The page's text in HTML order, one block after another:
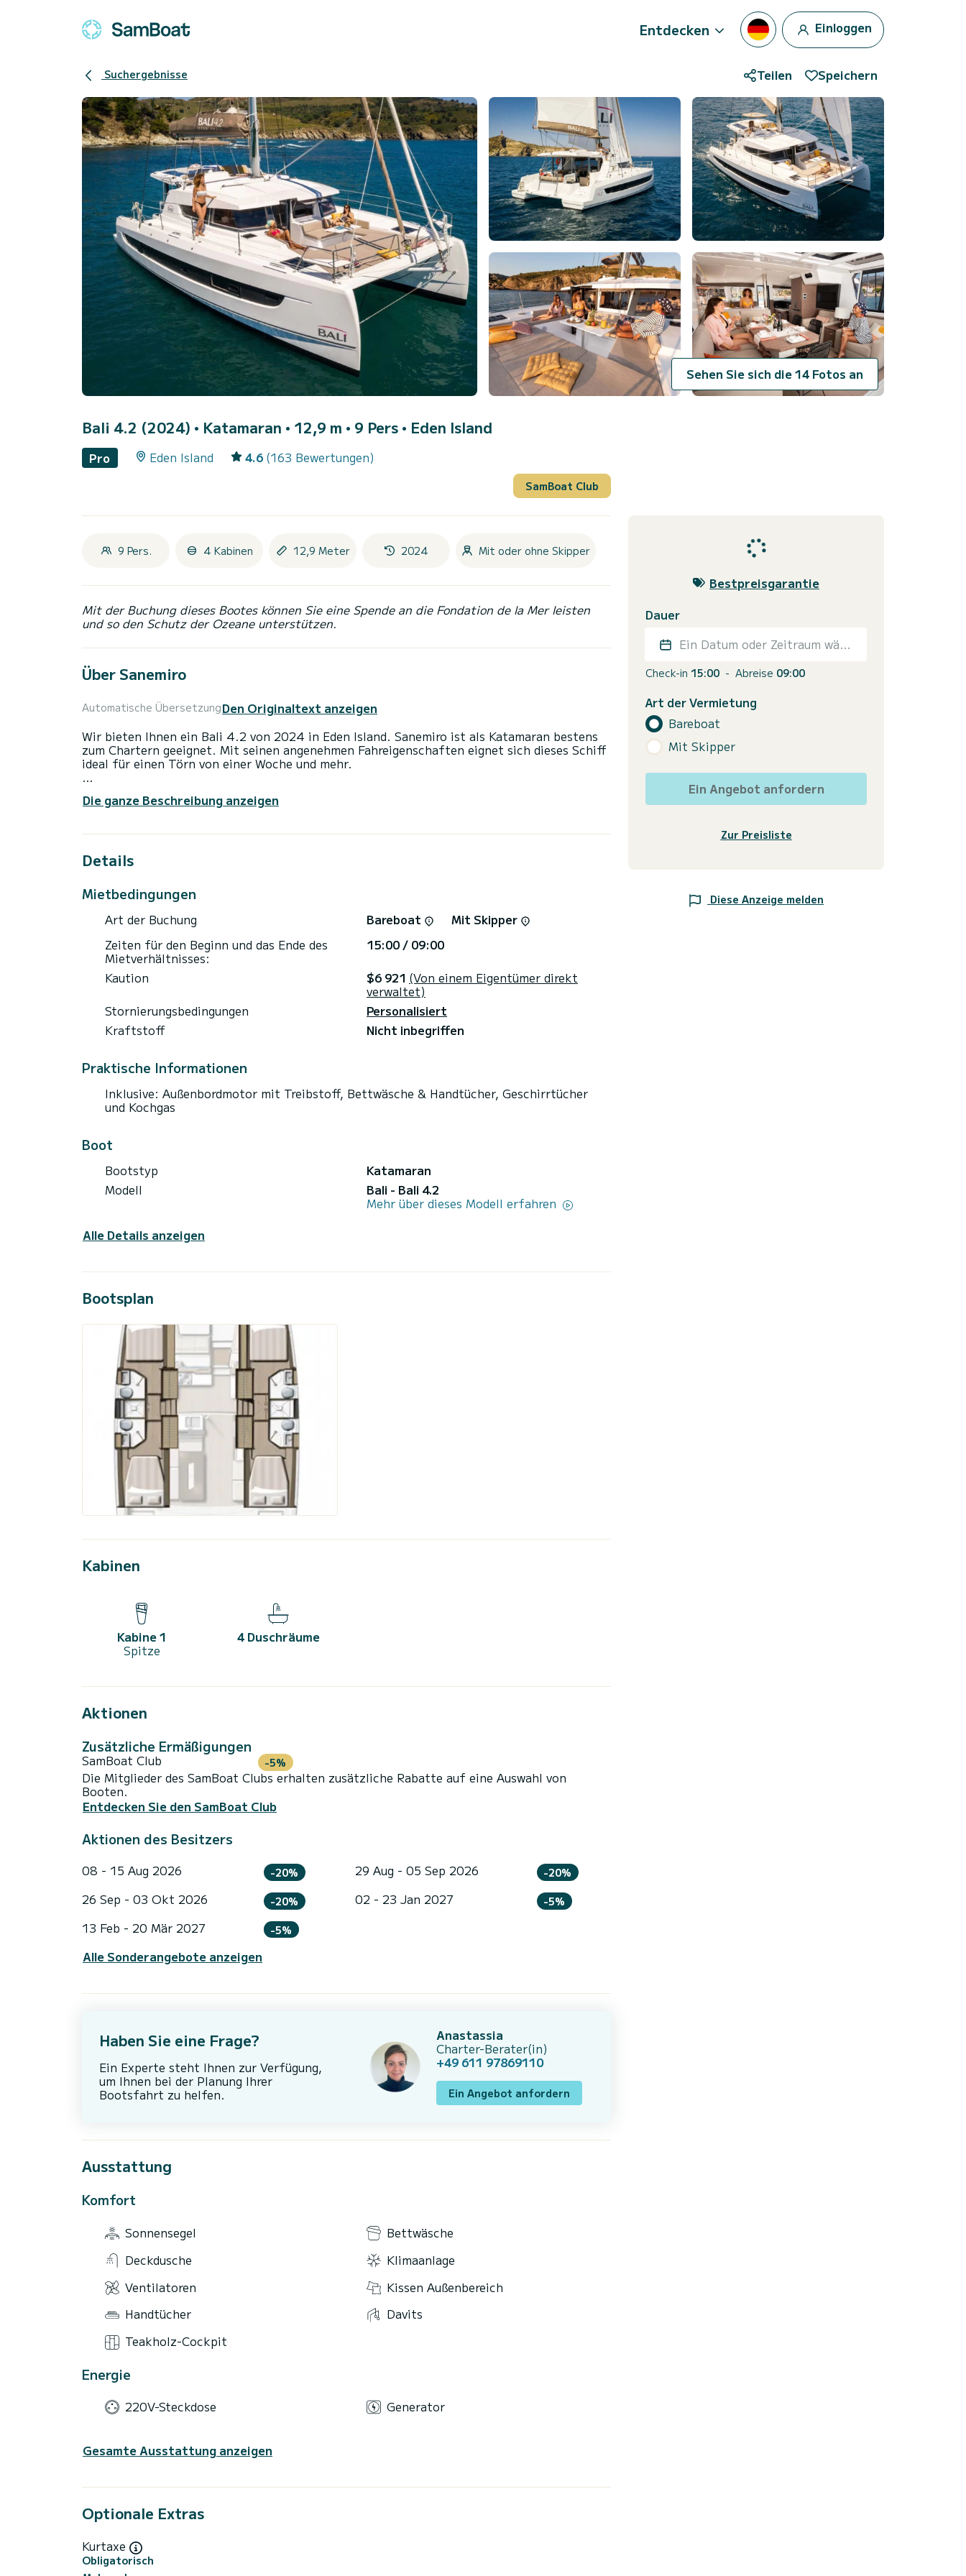
Entdecken Einloggen
Suchergebnisse Teilen Speichern
Sehen Sie sich die 14 Fotos an
Bali 4.2 (2024) • Katamaran • 12,9 m • 9 Pers • Eden Island
Pro Eden Island 4.6 (163 Bewertungen)
SamBoat Club
9 Pers. 4 Kabinen 12,9 Meter 2024 Mit oder ohne Skipper
Mit der Buchung dieses Bootes können Sie eine Spende an die Fondation de la Mer leisten
und so den Schutz der Ozeane unterstützen.
Über Sanemiro
Automatische ÜbersetzungDen Originaltext anzeigen
Wir bieten Ihnen ein Bali 4.2 von 2024 in Eden Island. Sanemiro ist als Katamaran bestens
zum Chartern geeignet. Mit seinen angenehmen Fahreigenschaften eignet sich dieses Schiff
ideal für einen Törn von einer Woche und mehr.
Länge und einer Motorleistung von 90 PS bietet sich das Schiff als idealer Begleiter für
Deckdusche, Entsalzungsanlage, Elektrowinch.
Haben Sie Fragen bezüglich des Bootes oder den Charterbedingungen? Schicken Sie uns
einfach eine Nachricht auf SamBoat, unsere Mitarbeiter beantworten alle Ihre Fragen und
Die ganze Beschreibung anzeigen
Details
Mietbedingungen
Art der Buchung Bareboat
Mit Skipper
Zeiten für den Beginn und das Ende des
Mietverhältnisses:
15:00 / 09:00
Kaution
$6 921 (Von einem Eigentümer direkt
verwaltet)
Stornierungsbedingungen
Personalisiert
Kraftstoff
Nicht inbegriffen
Praktische Informationen
Inklusive: Außenbordmotor mit Treibstoff, Bettwäsche & Handtücher, Geschirrtücher
und Kochgas
Boot
Bootstyp
Katamaran
Modell
Bali - Bali 4.2
Mehr über dieses Modell erfahren
Alle Details anzeigen
Bootsplan
Kabinen
Kabine 1
Spitze
4 Duschräume
Aktionen
Zusätzliche Ermäßigungen
SamBoat Club -5%
Die Mitglieder des SamBoat Clubs erhalten zusätzliche Rabatte auf eine Auswahl von
Booten.
Entdecken Sie den SamBoat Club
Aktionen des Besitzers
08 - 15 Aug 2026 -20% 29 Aug - 05 Sep 2026 -20%
26 Sep - 03 Okt 2026 -20% 02 - 23 Jan 2027 -5%
13 Feb - 20 Mär 2027 -5%
Alle Sonderangebote anzeigen
Haben Sie eine Frage?
Ein Experte steht Ihnen zur Verfügung,
um Ihnen bei der Planung Ihrer
Bootsfahrt zu helfen.
Anastassia
Charter-Berater(in)
+49 611 97869110
Ein Angebot anfordern
Ausstattung
Komfort
Sonnensegel
Bettwäsche
Deckdusche
Klimaanlage
Ventilatoren
Kissen Außenbereich
Handtücher
Davits
Teakholz-Cockpit
Energie
220V-Steckdose Generator
Gesamte Ausstattung anzeigen
Optionale Extras
Kurtaxe
Obligatorisch
Bestpreisgarantie
Dauer
Ein Datum oder Zeitraum wählen
Check-in 15:00 - Abreise 09:00
Art der Vermietung
Bareboat
Mit Skipper
Ein Angebot anfordern
Zur Preisliste
Diese Anzeige melden